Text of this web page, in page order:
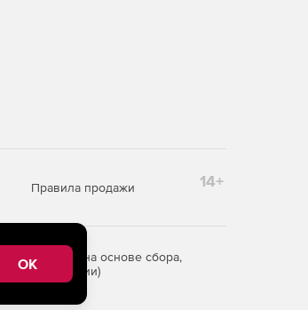
Правила продажи 14+
информации на основе сбора,
Федерации)
OK